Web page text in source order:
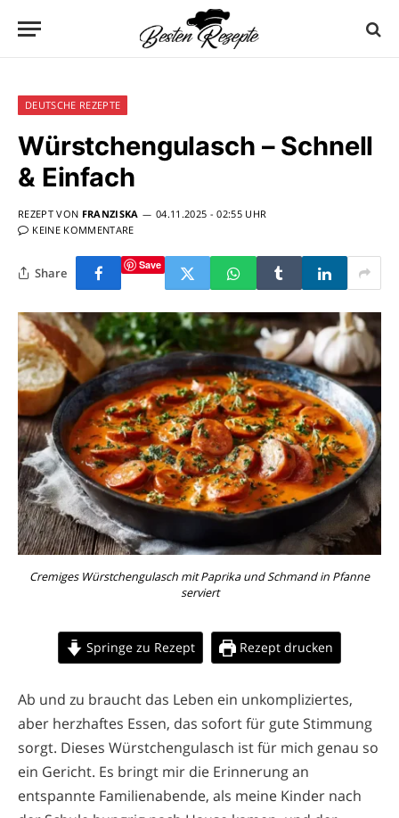
DEUTSCHE REZEPTE
Würstchengulasch – Schnell
& Einfach
REZEPT VON FRANZISKA
04.11.2025 - 02:55 UHR
KEINE KOMMENTARE
Share Save
Cremiges Würstchengulasch mit Paprika und Schmand in Pfanne
serviert
Springe zu Rezept Rezept drucken
Ab und zu braucht das Leben ein unkompliziertes,
aber herzhaftes Essen, das sofort für gute Stimmung
sorgt. Dieses Würstchengulasch ist für mich genau so
ein Gericht. Es bringt mir die Erinnerung an
entspannte Familienabende, als meine Kinder nach